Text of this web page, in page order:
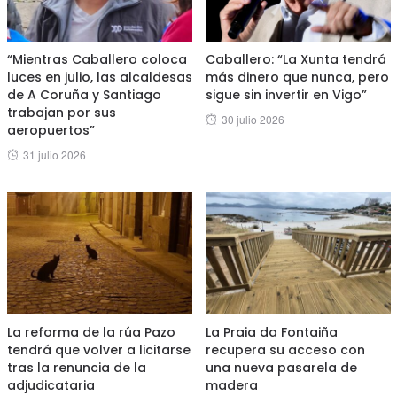
“Mientras Caballero coloca
luces en julio, las alcaldesas
de A Coruña y Santiago
trabajan por sus
aeropuertos”
Posted
31 julio 2026
Caballero: “La Xunta tendrá
más dinero que nunca, pero
sigue sin invertir en Vigo”
Posted
30 julio 2026
La reforma de la rúa Pazo
tendrá que volver a licitarse
tras la renuncia de la
adjudicataria
La Praia da Fontaiña
recupera su acceso con
una nueva pasarela de
madera